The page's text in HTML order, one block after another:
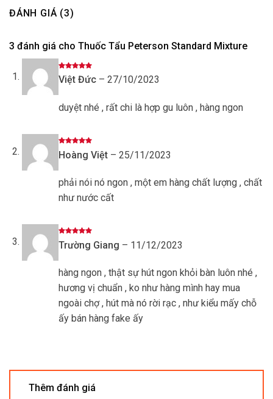
ĐÁNH GIÁ (3)
3 đánh giá cho Thuốc Tẩu Peterson Standard Mixture
Được xếp
hạng 55
Việt Đức – 27/10/2023
duyệt nhé , rất chi là hợp gu luôn , hàng ngon
Được xếp
hạng5 5
Hoàng Việt – 25/11/2023
phải nói nó ngon , một em hàng chất lượng , chất
như nước cất
Được xếp
hạng55
Trường Giang – 11/12/2023
hàng ngon , thật sự hút ngon khỏi bàn luôn nhé ,
hương vị chuẩn , ko như hàng mình hay mua
ngoài chợ , hút mà nó rời rạc , như kiểu mấy chỗ
ấy bán hàng fake ấy
Thêm đánh giá